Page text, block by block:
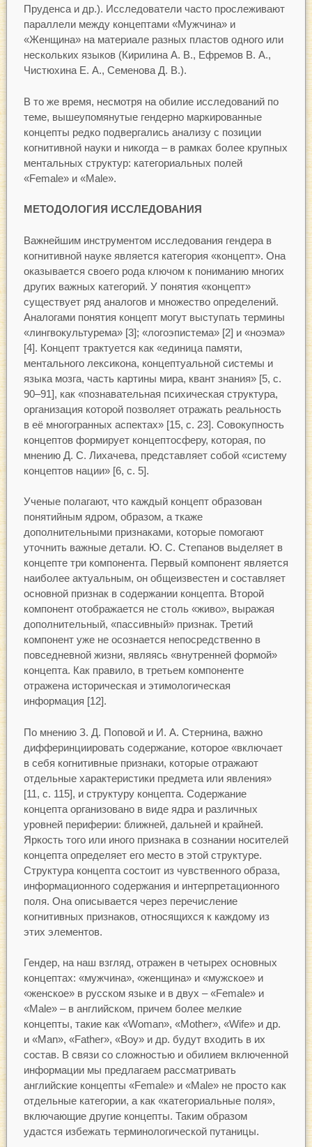
Пруденса и др.). Исследователи часто прослеживают
параллели между концептами «Мужчина» и
«Женщина» на материале разных пластов одного или
нескольких языков (Кирилина А. В., Ефремов В. А.,
Чистюхина Е. А., Семенова Д. В.).
В то же время, несмотря на обилие исследований по
теме, вышеупомянутые гендерно маркированные
концепты редко подвергались анализу с позиции
когнитивной науки и никогда – в рамках более крупных
ментальных структур: категориальных полей
«Female» и «Male».
МЕТОДОЛОГИЯ ИССЛЕДОВАНИЯ
Важнейшим инструментом исследования гендера в
когнитивной науке является категория «концепт». Она
оказывается своего рода ключом к пониманию многих
других важных категорий. У понятия «концепт»
существует ряд аналогов и множество определений.
Аналогами понятия концепт могут выступать термины
«лингвокультурема» [3]; «логоэпистема» [2] и «ноэма»
[4]. Концепт трактуется как «единица памяти,
ментального лексикона, концептуальной системы и
языка мозга, часть картины мира, квант знания» [5, с.
90–91], как «познавательная психическая структура,
организация которой позволяет отражать реальность
в её многогранных аспектах» [15, с. 23]. Совокупность
концептов формирует концептосферу, которая, по
мнению Д. С. Лихачева, представляет собой «систему
концептов нации» [6, с. 5].
Ученые полагают, что каждый концепт образован
понятийным ядром, образом, а ткаже
дополнительными признаками, которые помогают
уточнить важные детали. Ю. С. Степанов выделяет в
концепте три компонента. Первый компонент является
наиболее актуальным, он общеизвестен и составляет
основной признак в содержании концепта. Второй
компонент отображается не столь «живо», выражая
дополнительный, «пассивный» признак. Третий
компонент уже не осознается непосредственно в
повседневной жизни, являясь «внутренней формой»
концепта. Как правило, в третьем компоненте
отражена историческая и этимологическая
информация [12].
По мнению З. Д. Поповой и И. А. Стернина, важно
дифферинциировать содержание, которое «включает
в себя когнитивные признаки, которые отражают
отдельные характеристики предмета или явления»
[11, с. 115], и структуру концепта. Содержание
концепта организовано в виде ядра и различных
уровней периферии: ближней, дальней и крайней.
Яркость того или иного признака в сознании носителей
концепта определяет его место в этой структуре.
Структура концепта состоит из чувственного образа,
информационного содержания и интерпретационного
поля. Она описывается через перечисление
когнитивных признаков, относящихся к каждому из
этих элементов.
Гендер, на наш взгляд, отражен в четырех основных
концептах: «мужчина», «женщина» и «мужское» и
«женское» в русском языке и в двух – «Female» и
«Male» – в английском, причем более мелкие
концепты, такие как «Woman», «Mother», «Wife» и др.
и «Man», «Father», «Boy» и др. будут входить в их
состав. В связи со сложностью и обилием включенной
информации мы предлагаем рассматривать
английские концепты «Female» и «Male» не просто как
отдельные категории, а как «категориальные поля»,
включающие другие концепты. Таким образом
удастся избежать терминологической путаницы.